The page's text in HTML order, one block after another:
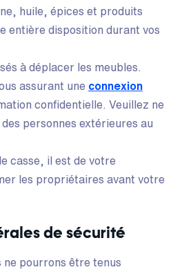
huile, épices et produits
entière disposition durant vos
à déplacer les meubles.
assurant une connexion
confidentielle. Veuillez ne
personnes extérieures au
casse, il est de votre
les propriétaires avant votre
de sécurité
ne pourrons être tenus